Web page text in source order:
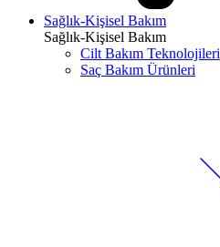
Sağlık-Kişisel Bakım
Sağlık-Kişisel Bakım
Cilt Bakım Teknolojileri
Saç Bakım Ürünleri